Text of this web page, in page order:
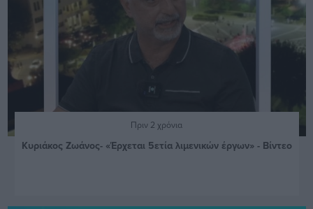
Πριν 2 χρόνια
Κυριάκος Ζωάνος- «Έρχεται 5ετία λιμενικών έργων» - Βίντεο